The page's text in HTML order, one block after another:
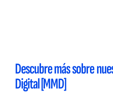
Descubre más sobre
Digital [MMD]